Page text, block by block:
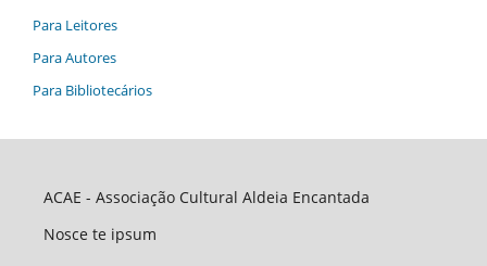
Para Leitores
Para Autores
Para Bibliotecários
ACAE - Associação Cultural Aldeia Encantada
Nosce te ipsum